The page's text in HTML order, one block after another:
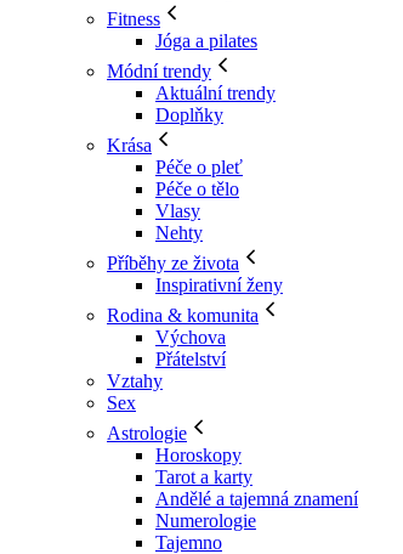
Fitness
Jóga a pilates
Módní trendy
Aktuální trendy
Doplňky
Krása
Péče o pleť
Péče o tělo
Vlasy
Nehty
Příběhy ze života
Inspirativní ženy
Rodina & komunita
Výchova
Přátelství
Vztahy
Sex
Astrologie
Horoskopy
Tarot a karty
Andělé a tajemná znamení
Numerologie
Tajemno